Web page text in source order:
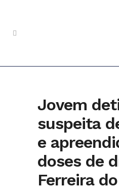
Jovem
suspeita
e
doses de
Ferreira